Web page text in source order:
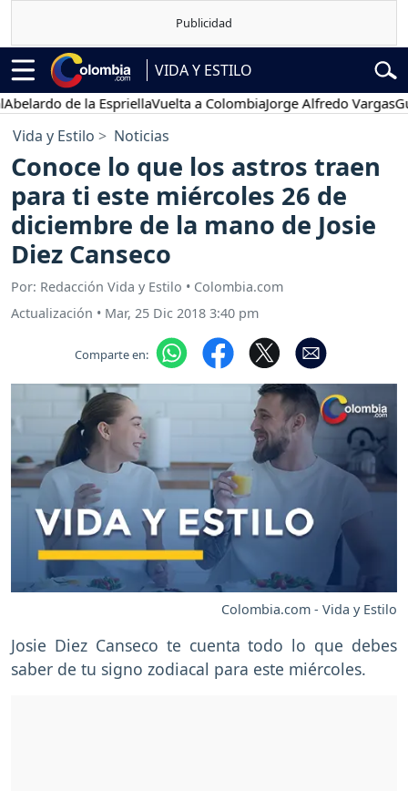
VIDA Y ESTILO
de la EspriellaVuelta a ColombiaJorge Alfredo Vargas
Vida y Estilo Noticias
Conoce lo que los astros traen
para ti este miércoles 26 de
diciembre de la mano de Josie
Diez Canseco
Por: Redacción Vida y Estilo • Colombia.com
Actualización • Mar, 25 Dic 2018 3:40 pm
Comparte en:
Colombia.com - Vida y Estilo
Josie Diez Canseco te cuenta todo lo que debes
saber de tu signo zodiacal para este miércoles.